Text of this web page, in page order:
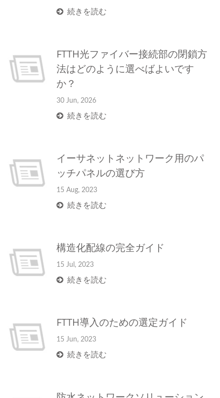
続きを読む
FTTH光ファイバー接続部の閉鎖方
法はどのように選べばよいです
か？
30 Jun, 2026
続きを読む
イーサネットネットワーク用のパ
ッチパネルの選び方
15 Aug, 2023
続きを読む
構造化配線の完全ガイド
15 Jul, 2023
続きを読む
FTTH導入のための選定ガイド
15 Jun, 2023
続きを読む